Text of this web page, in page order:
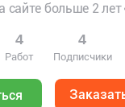
сайте больше 2 лет
4
Работ
4
Подписчики